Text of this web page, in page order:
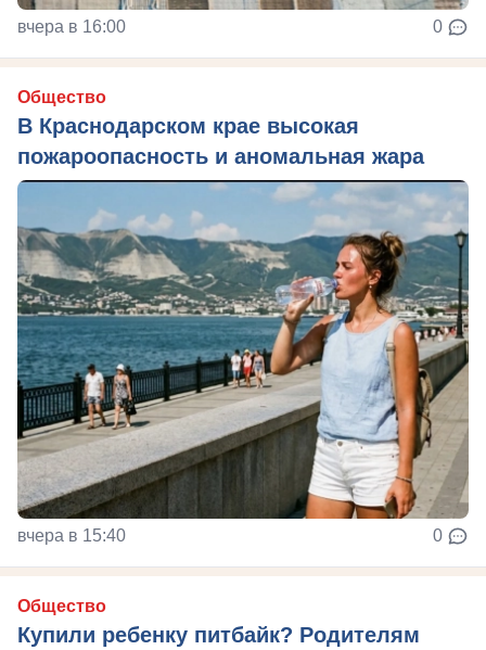
вчера в 16:00 0
Общество
В Краснодарском крае высокая
пожароопасность и аномальная жара
вчера в 15:40 0
Общество
Купили ребенку питбайк? Родителям